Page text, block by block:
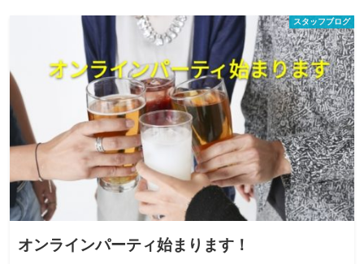
スタッフブログ
オンラインパーティ始まります！